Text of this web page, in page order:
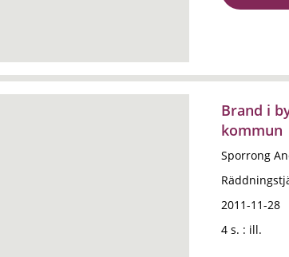
Brand i
kommun
Sporrong
2011-11-28
4 s. : ill.